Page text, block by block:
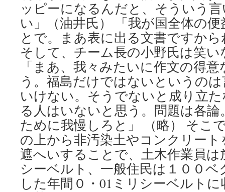
ッピーになるんだと、そういう
い」（油井氏） 「我が国全体の
とで。まあ表に出る文書ですか
そして、チーム長の小野氏は笑
「まあ、我々みたいに作文の得
う。福島だけではないというの
いけない。そうでないと成り立
る人はいないと思う。問題は各
ために我慢しろと」 （略） そこ
の上から非汚染土やコンクリー
遮へいすることで、土木作業員
シーベルト、一般住民は１００
した年間０・01ミリシーベルト